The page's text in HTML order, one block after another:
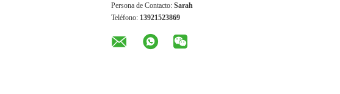
Persona de Contacto: Sarah
Teléfono: 13921523869